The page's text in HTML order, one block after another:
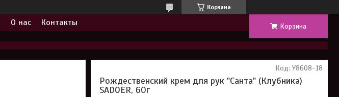
Корзина
О нас Контакты Корзина
Рождественский крем для рук "Санта" (Клубника)
SADOER, 60г
Код: Y8608-18